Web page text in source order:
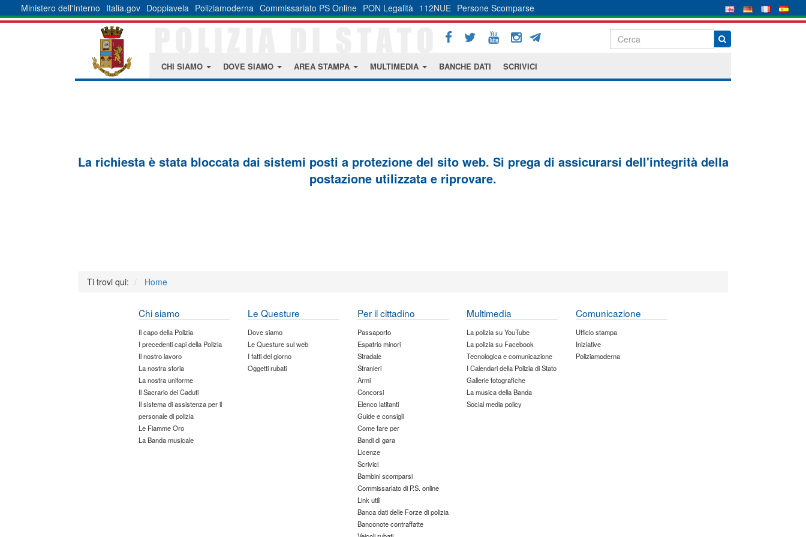
Ministero dell'Interno Italia.gov Doppiavela Poliziamoderna Commissariato PS Online PON Legalità 112NUE Persone Scomparse
CHI SIAMO DOVE SIAMO AREA STAMPA MULTIMEDIA BANCHE DATI SCRIVICI
La richiesta è stata bloccata dai sistemi posti a protezione del sito web. Si prega di assicurarsi dell'integrità della
postazione utilizzata e riprovare.
Ti trovi qui: Home
Chi siamo
Il capo della Polizia
I precedenti capi della Polizia
Il nostro lavoro
La nostra storia
La nostra uniforme
Il Sacrario dei Caduti
Il sistema di assistenza per il
personale di polizia
Le Fiamme Oro
La Banda musicale
Le Questure
Dove siamo
Le Questure sul web
I fatti del giorno
Oggetti rubati
Per il cittadino
Passaporto
Espatrio minori
Stradale
Stranieri
Armi
Concorsi
Elenco latitanti
Guide e consigli
Come fare per
Bandi di gara
Licenze
Scrivici
Bambini scomparsi
Commissariato di P.S. online
Link utili
Banca dati delle Forze di polizia
Banconote contraffatte
Multimedia
La polizia su YouTube
La polizia su Facebook
Tecnologica e comunicazione
I Calendari della Polizia di Stato
Gallerie fotografiche
La musica della Banda
Social media policy
Comunicazione
Ufficio stampa
Iniziative
Poliziamoderna